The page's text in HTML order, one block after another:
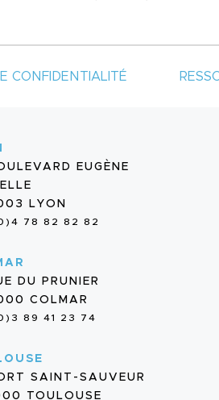
CONFIDENTIALITÉ
EUGÈNE
LYON
78 82 82 82
DU PRUNIER
COLMAR
89 41 23 74
SAINT-SAUVEUR
TOULOUSE